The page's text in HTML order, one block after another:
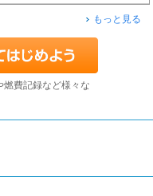
もっと見る
燃費記録など様々な